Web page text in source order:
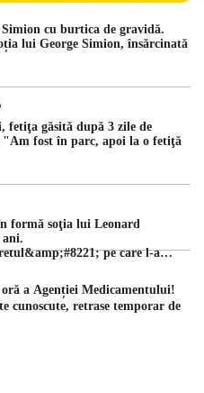
din punct de vedere
[…]
cu burtica de gravidă.
lui George Simion, însărcinată
fetiţa găsită după 3 zile de
fost în parc, apoi la o fetiţă
formă soţia lui Leonard
ani.
pe care l-a
a Agenției Medicamentului!
cunoscute, retrase temporar de